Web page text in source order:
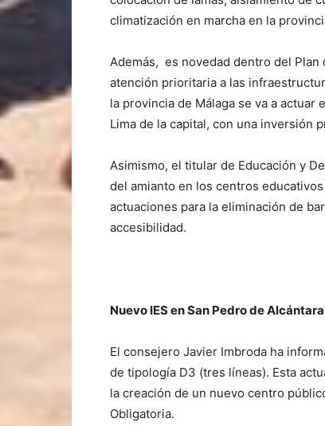
climatización en marcha en la
Además, es novedad dentro del
atención prioritaria a las
la provincia de Málaga se va a actuar
Lima de la capital, con una inversión
Asimismo, el titular de Educación y
del amianto en los centros
actuaciones para la eliminación de
accesibilidad.
Nuevo IES en San Pedro de Alcántara
El consejero Javier Imbroda ha
de tipología D3 (tres líneas). Esta
la creación de un nuevo centro
Obligatoria.